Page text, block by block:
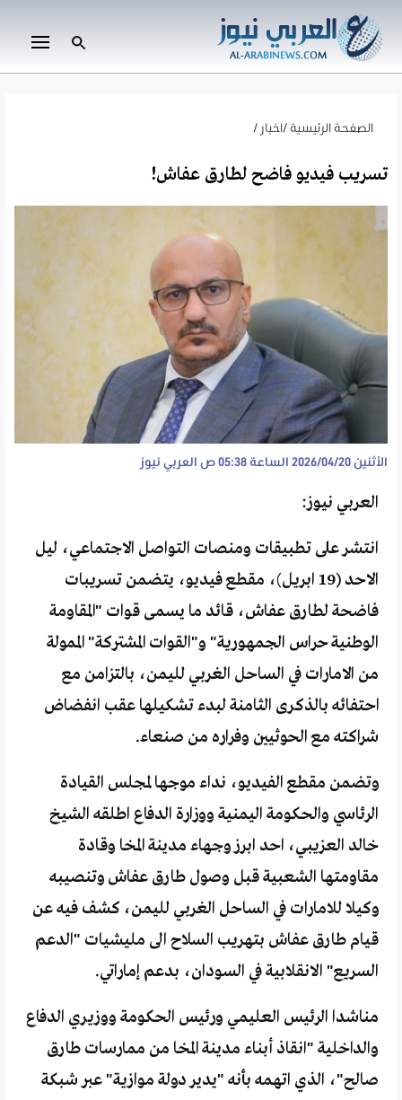
الصفحة الرئيسية /اخبار /
تسريب فيديو فاضح لطارق عفاش!
الأثنين 2026/04/20 الساعة 05:38 ص العربي نيوز
العربي نيوز:
انتشر على تطبيقات ومنصات التواصل الاجتماعي، ليل
الاحد (19 ابريل)، مقطع فيديو، يتضمن تسريبات
فاضحة لطارق عفاش، قائد ما يسمى قوات "المقاومة
الوطنية حراس الجمهورية" و"القوات المشتركة" الممولة
من الامارات في الساحل الغربي لليمن، بالتزامن مع
احتفائه بالذكرى الثامنة لبدء تشكيلها عقب انفضاض
شراكته مع الحوثيين وفراره من صنعاء.
وتضمن مقطع الفيديو، نداء موجها لمجلس القيادة
الرئاسي والحكومة اليمنية ووزارة الدفاع اطلقه الشيخ
خالد العزيبي، احد ابرز وجهاء مدينة المخا وقادة
مقاومتها الشعبية قبل وصول طارق عفاش وتنصيبه
وكيلا للامارات في الساحل الغربي لليمن، كشف فيه عن
قيام طارق عفاش بتهريب السلاح الى مليشيات "الدعم
السريع" الانقلابية في السودان، بدعم إماراتي.
مناشدا الرئيس العليمي ورئيس الحكومة ووزيري الدفاع
والداخلية "انقاذ أبناء مدينة المخا من ممارسات طارق
صالح"، الذي اتهمه بأنه "يدير دولة موازية" عبر شبكة